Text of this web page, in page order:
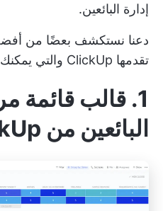
إدارة البائعين.
دعنا نستكشف بعضًا من أفضل
تقدمها ClickUp والتي يمكنك الوصول إليها مجانًا:
1. قالب قائمة
البائعين من ClickUp